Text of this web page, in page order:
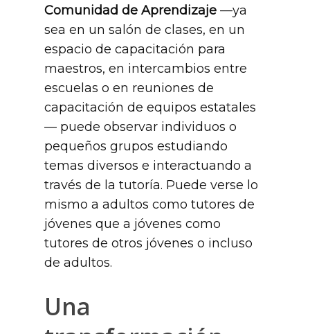
Comunidad de Aprendizaje —ya
sea en un salón de clases, en un
espacio de capacitación para
maestros, en intercambios entre
escuelas o en reuniones de
capacitación de equipos estatales
— puede observar individuos o
pequeños grupos estudiando
temas diversos e interactuando a
través de la tutoría. Puede verse lo
mismo a adultos como tutores de
jóvenes que a jóvenes como
tutores de otros jóvenes o incluso
de adultos.
Una